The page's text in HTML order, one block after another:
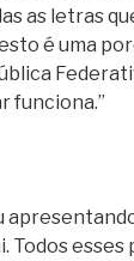
as letras
é uma
funciona.”
Todos esses